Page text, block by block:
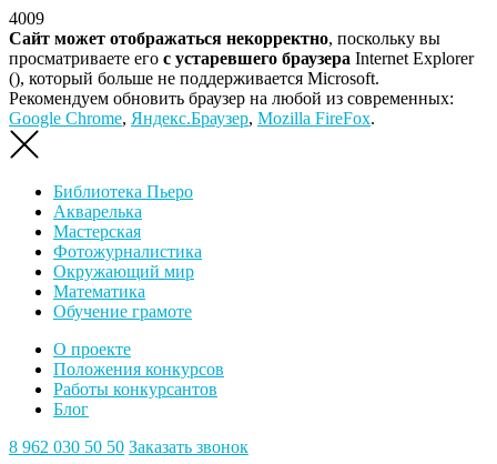
4009
Сайт может отображаться некорректно, поскольку вы
просматриваете его с устаревшего браузера Internet Explorer
(), который больше не поддерживается Microsoft.
Рекомендуем обновить браузер на любой из современных:
Google Chrome, Яндекс.Браузер, Mozilla FireFox.
Библиотека Пьеро
Акварелька
Мастерская
Фотожурналистика
Окружающий мир
Математика
Обучение грамоте
О проекте
Положения конкурсов
Работы конкурсантов
Блог
8 962 030 50 50 Заказать звонок